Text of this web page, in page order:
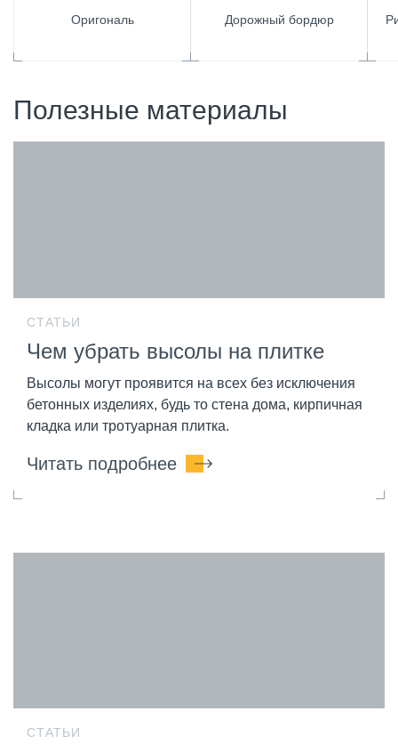
Оригональ Дорожный бордюр
Полезные материалы
СТАТЬИ
Чем убрать высолы на плитке
Высолы могут проявится на всех без исключения
бетонных изделиях, будь то стена дома, кирпичная
кладка или тротуарная плитка.
Читать подробнее
СТАТЬИ